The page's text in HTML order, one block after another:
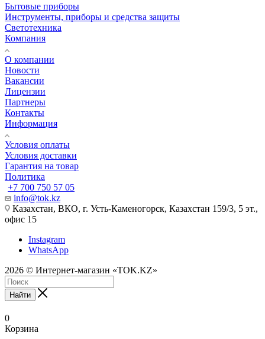
Бытовые приборы
Инструменты, приборы и средства защиты
Светотехника
Компания
О компании
Новости
Вакансии
Лицензии
Партнеры
Контакты
Информация
Условия оплаты
Условия доставки
Гарантия на товар
Политика
+7 700 750 57 05
info@tok.kz
Казахстан, ВКО, г. Усть-Каменогорск, Казахстан 159/3, 5 эт.,
офис 15
Instagram
WhatsApp
2026 © Интернет-магазин «TOK.KZ»
Найти
0
Корзина